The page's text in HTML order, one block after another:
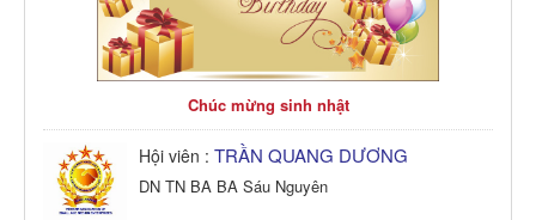
Chúc mừng sinh nhật
Hội viên : TRẦN QUANG DƯƠNG
DN TN BA BA Sáu Nguyên